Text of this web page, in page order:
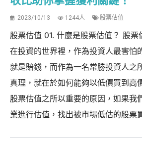
2023/10/13 1244人 股票估值
股票估值 01. 什麼是股票估值？ 股票
在投資的世界裡，作為投資人最害怕
就是賠錢，而作為一名常勝投資人之
真理，就在於如何能夠以低價買到高
股票估值之所以重要的原因，如果我
業進行估值，找出被市場低估的股票